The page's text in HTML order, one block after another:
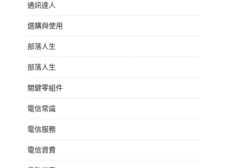
通訊達人
選購與使用
部落人生
部落人生
關鍵零組件
電信常識
電信服務
電信資費